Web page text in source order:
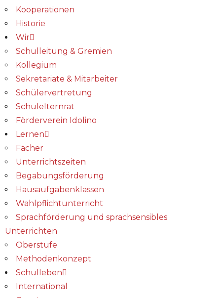
Kooperationen
Historie
Wir
Schulleitung & Gremien
Kollegium
Sekretariate & Mitarbeiter
Schülervertretung
Schulelternrat
Förderverein Idolino
Lernen
Fächer
Unterrichtszeiten
Begabungs­förderung
Hausaufgabenklassen
Wahlpflichtunterricht
Sprachförderung und sprachsensibles
Unterrichten
Oberstufe
Methodenkonzept
Schulleben
International